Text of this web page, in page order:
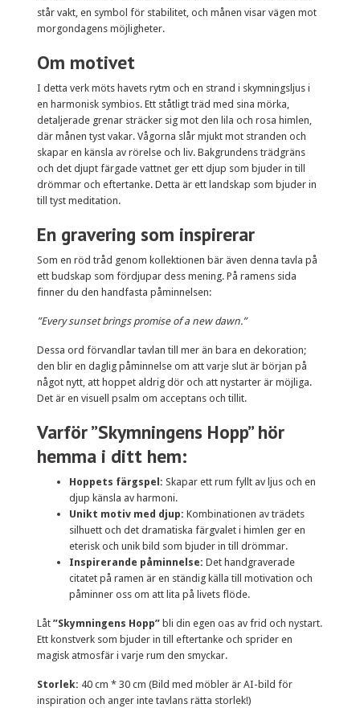
står vakt, en symbol för stabilitet, och månen visar vägen mot
morgondagens möjligheter.
Om motivet
I detta verk möts havets rytm och en strand i skymningsljus i
en harmonisk symbios. Ett ståtligt träd med sina mörka,
detaljerade grenar sträcker sig mot den lila och rosa himlen,
där månen tyst vakar. Vågorna slår mjukt mot stranden och
skapar en känsla av rörelse och liv. Bakgrundens trädgräns
och det djupt färgade vattnet ger ett djup som bjuder in till
drömmar och eftertanke. Detta är ett landskap som bjuder in
till tyst meditation.
En gravering som inspirerar
Som en röd tråd genom kollektionen bär även denna tavla på
ett budskap som fördjupar dess mening. På ramens sida
finner du den handfasta påminnelsen:
”Every sunset brings promise of a new dawn.”
Dessa ord förvandlar tavlan till mer än bara en dekoration;
den blir en daglig påminnelse om att varje slut är början på
något nytt, att hoppet aldrig dör och att nystarter är möjliga.
Det är en visuell psalm om acceptans och tillit.
Varför ”Skymningens Hopp” hör
hemma i ditt hem:
Hoppets färgspel: Skapar ett rum fyllt av ljus och en
djup känsla av harmoni.
Unikt motiv med djup: Kombinationen av trädets
silhuett och det dramatiska färgvalet i himlen ger en
eterisk och unik bild som bjuder in till drömmar.
Inspirerande påminnelse: Det handgraverade
citatet på ramen är en ständig källa till motivation och
påminner oss om att lita på livets flöde.
Låt ”Skymningens Hopp” bli din egen oas av frid och nystart.
Ett konstverk som bjuder in till eftertanke och sprider en
magisk atmosfär i varje rum den smyckar.
Storlek: 40 cm * 30 cm (Bild med möbler är AI-bild för
inspiration och anger inte tavlans rätta storlek!)